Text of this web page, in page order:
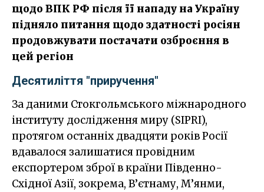
щодо ВПК РФ після її нападу на Україну
підняло питання щодо здатності росіян
продовжувати постачати озброєння в
цей регіон
Десятиліття "приручення"
За даними Стокгольмського міжнародного
інституту дослідження миру (SIPRI),
протягом останніх двадцяти років Росії
вдавалося залишатися провідним
експортером зброї в країни Південно-
Східної Азії, зокрема, В’єтнаму, М’янми,